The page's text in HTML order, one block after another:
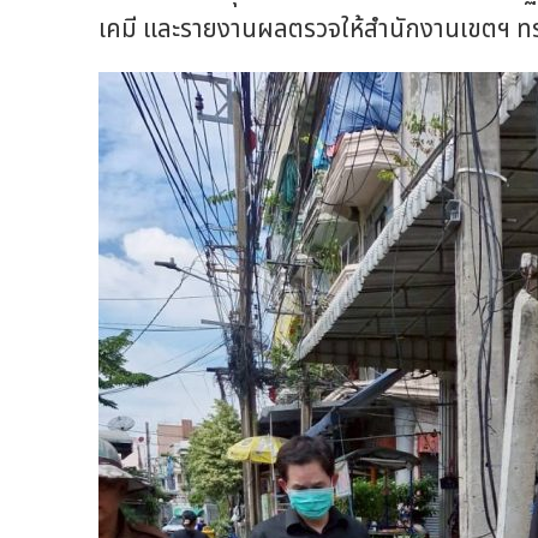
เคมี และรายงานผลตรวจให้สำนักงานเขตฯ